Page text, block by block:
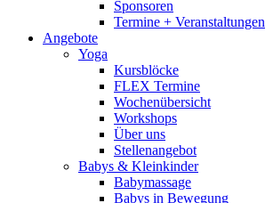
Sponsoren
Termine + Veranstaltungen
Angebote
Yoga
Kursblöcke
FLEX Termine
Wochenübersicht
Workshops
Über uns
Stellenangebot
Babys & Kleinkinder
Babymassage
Babys in Bewegung